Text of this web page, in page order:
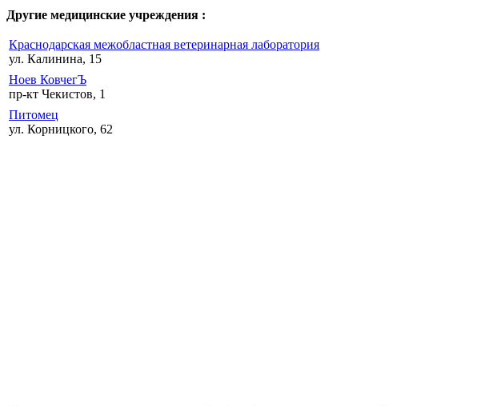
Другие медицинские учреждения :
Краснодарская межобластная ветеринарная лаборатория
ул. Калинина, 15
Ноев КовчегЪ
пр-кт Чекистов, 1
Питомец
ул. Корницкого, 62